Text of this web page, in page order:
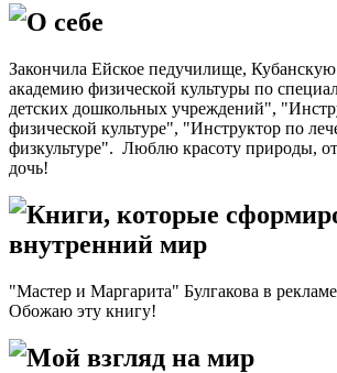
О себе
Закончила Ейское педучилище,
академию физической культуры по
детских дошкольных учреждений",
физической культуре", "Инструктор по
физкультуре". Люблю красоту природы,
дочь!
Книги, которые
внутренний мир
"Мастер и Маргарита" Булгакова в
Обожаю эту книгу!
Мой взгляд на мир